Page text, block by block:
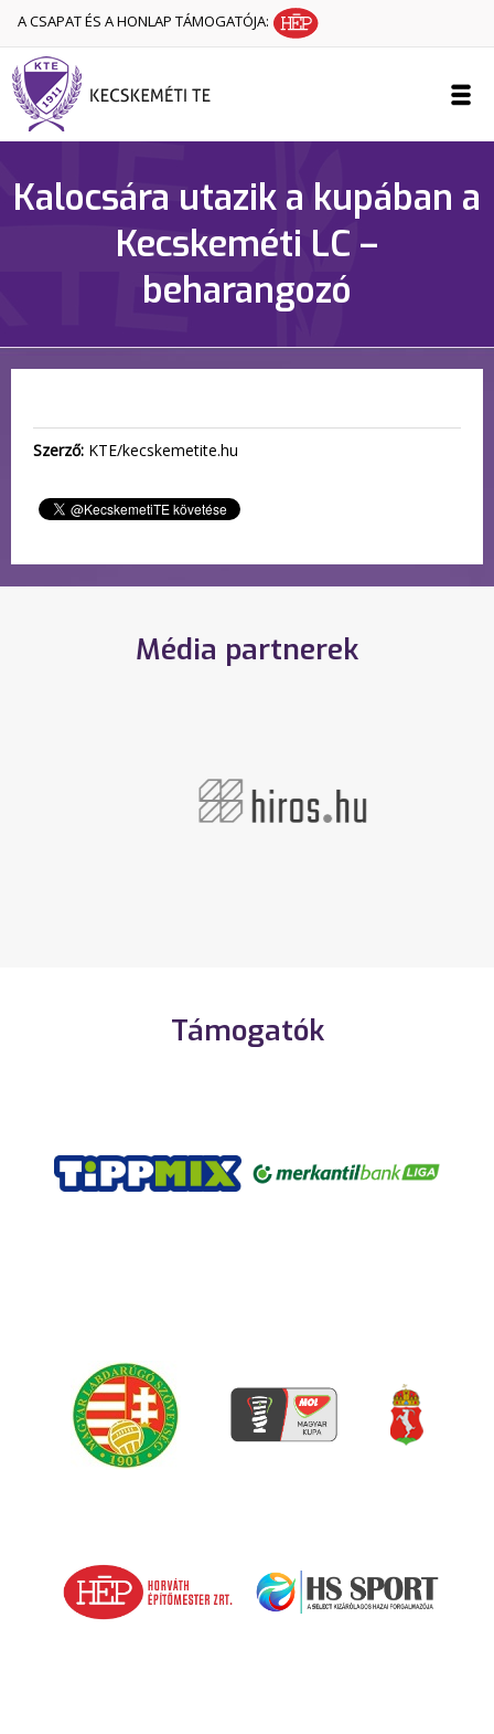
A CSAPAT ÉS A HONLAP TÁMOGATÓJA:
Kalocsára utazik a kupában a
Kecskeméti LC –
beharangozó
Szerző: KTE/kecskemetite.hu
Média partnerek
Támogatók